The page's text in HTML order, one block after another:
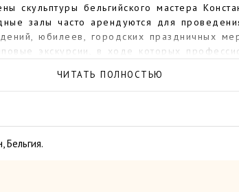
скульптуры бельгийского мастера
залы часто арендуются для
юбилеев, городских праздничных
экскурсии, в ходе которых
ЧИТАТЬ ПОЛНОСТЬЮ
Бельгия.